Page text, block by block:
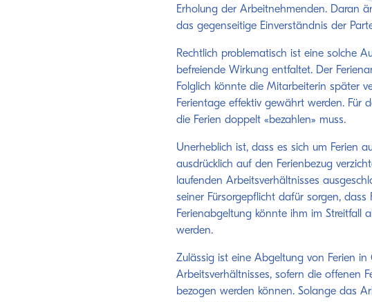
Erholung der Arbeitnehmenden. Daran
das gegenseitige Einverständnis der
Rechtlich problematisch ist eine solche
befreiende Wirkung entfaltet. Der
Folglich könnte die Mitarbeiterin später
Ferientage effektiv gewährt werden. Für
die Ferien doppelt «bezahlen» muss.
Unerheblich ist, dass es sich um Ferien
ausdrücklich auf den Ferienbezug
laufenden Arbeitsverhältnisses
seiner Fürsorgepflicht dafür sorgen,
Ferienabgeltung könnte ihm im Streitfall
werden.
Zulässig ist eine Abgeltung von Ferien
Arbeitsverhältnisses, sofern die offenen
bezogen werden können. Solange das